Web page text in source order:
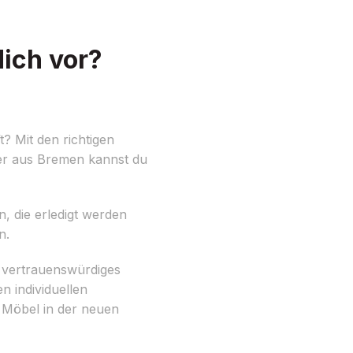
vor?
Mit den richtigen
aus Bremen kannst du
die erledigt werden
individuellen
in der neuen